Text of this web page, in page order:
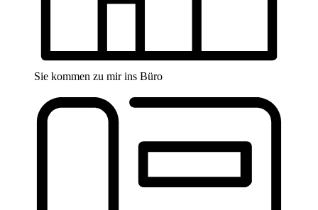
Sie kommen zu mir ins Büro